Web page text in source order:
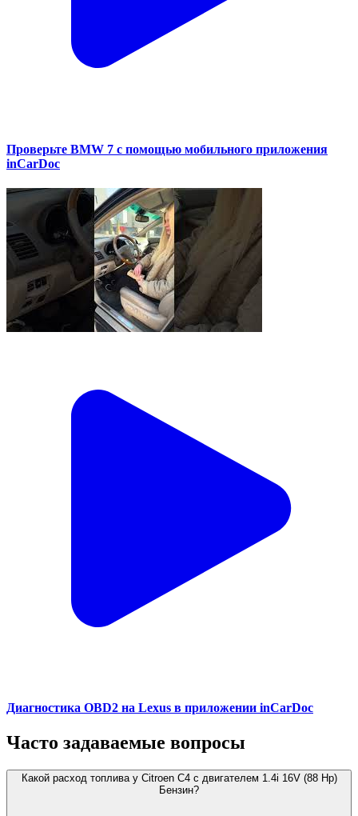
Проверьте BMW 7 с помощью мобильного приложения
inCarDoc
Диагностика OBD2 на Lexus в приложении inCarDoc
Часто задаваемые вопросы
Какой расход топлива у Citroen C4 с двигателем 1.4i 16V (88 Hp)
Бензин?